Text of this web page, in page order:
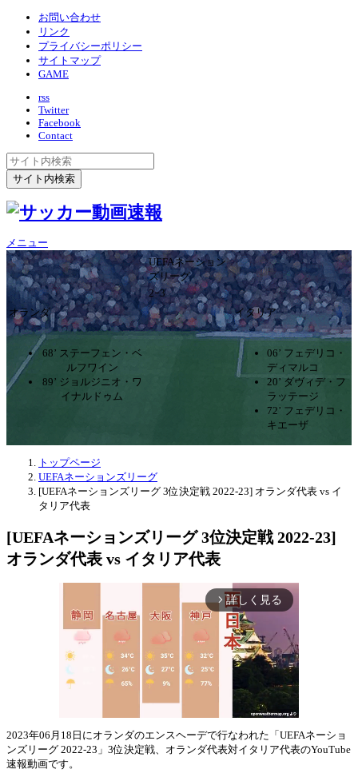
お問い合わせ
リンク
プライバシーポリシー
サイトマップ
GAME
rss
Twitter
Facebook
Contact
メニュー
UEFAネーション
ズリーグ
2ｰ3
オランダ
イタリア
68’ ステーフェン・ベ
ルフワイン
89’ ジョルジニオ・ワ
イナルドゥム
06’ フェデリコ・
ディマルコ
20’ ダヴィデ・フ
ラッテージ
72’ フェデリコ・
キエーザ
トップページ
UEFAネーションズリーグ
[UEFAネーションズリーグ 3位決定戦 2022-23] オランダ代表 vs イ
タリア代表
[UEFAネーションズリーグ 3位決定戦 2022-23]
オランダ代表 vs イタリア代表
arrow_forward_ios 詳しく見る
2023年06月18日にオランダのエンスヘーデで行なわれた「UEFAネーショ
ンズリーグ 2022-23」3位決定戦、オランダ代表対イタリア代表のYouTube
速報動画です。